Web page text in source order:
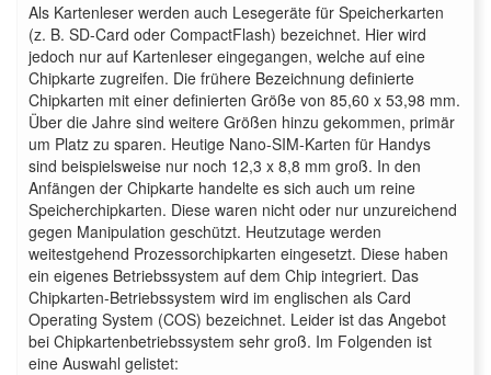
Als Kartenleser werden auch Lesegeräte für Speicherkarten
(z. B. SD-Card oder CompactFlash) bezeichnet. Hier wird
jedoch nur auf Kartenleser eingegangen, welche auf eine
Chipkarte zugreifen. Die frühere Bezeichnung definierte
Chipkarten mit einer definierten Größe von 85,60 x 53,98 mm.
Über die Jahre sind weitere Größen hinzu gekommen, primär
um Platz zu sparen. Heutige Nano-SIM-Karten für Handys
sind beispielsweise nur noch 12,3 x 8,8 mm groß. In den
Anfängen der Chipkarte handelte es sich auch um reine
Speicherchipkarten. Diese waren nicht oder nur unzureichend
gegen Manipulation geschützt. Heutzutage werden
weitestgehend Prozessorchipkarten eingesetzt. Diese haben
ein eigenes Betriebssystem auf dem Chip integriert. Das
Chipkarten-Betriebssystem wird im englischen als Card
Operating System (COS) bezeichnet. Leider ist das Angebot
bei Chipkartenbetriebssystem sehr groß. Im Folgenden ist
eine Auswahl gelistet: